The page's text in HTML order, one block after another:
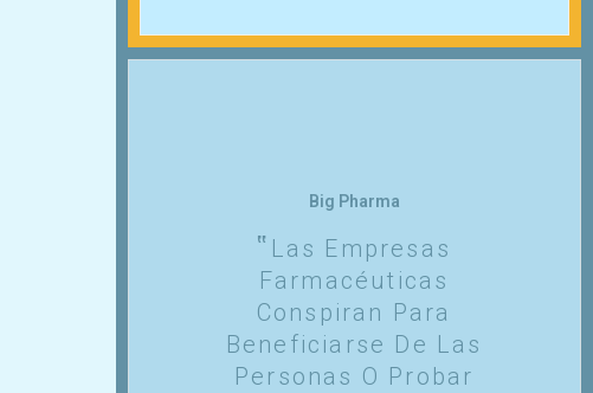
Big Pharma
Las Empresas
Farmacéuticas
Conspiran Para
Beneficiarse De Las
Personas O Probar